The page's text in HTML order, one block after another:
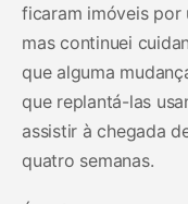
ficaram imóveis por
mas continuei
que alguma
que replantá-las
assistir à chegada
quatro semanas.